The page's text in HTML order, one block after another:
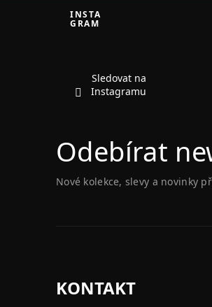
INSTA
GRAM
Sledovat na
Instagramu
Odebírat
Nové kolekce, slevy a novinky
KONTAKT